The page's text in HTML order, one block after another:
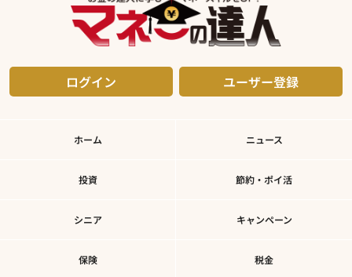
ログイン ユーザー登録
ホーム ニュース
投資 節約・ポイ活
シニア キャンペーン
保険 税金